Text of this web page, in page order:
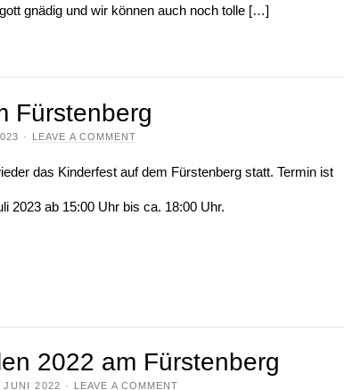
gnädig und wir können auch noch tolle […]
Fürstenberg
· LEAVE A COMMENT
das Kinderfest auf dem Fürstenberg statt. Termin ist
2023 ab 15:00 Uhr bis ca. 18:00 Uhr.
2022 am Fürstenberg
JUNI 2022 · LEAVE A COMMENT